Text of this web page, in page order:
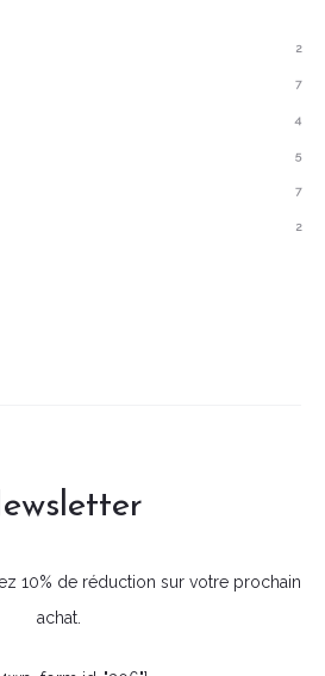
2
7
4
5
7
2
10% de réduction sur votre prochain
achat.